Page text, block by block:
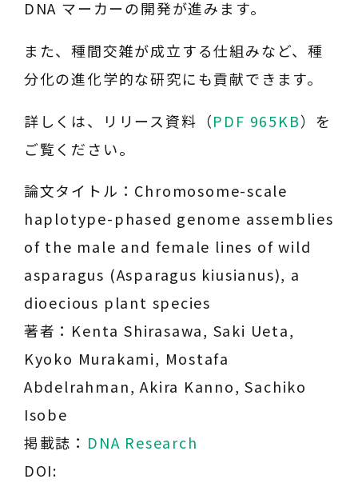
DNA マーカーの開発が進みます。
また、種間交雑が成立する仕組みなど、種
分化の進化学的な研究にも貢献できます。
詳しくは、リリース資料（PDF 965KB）を
ご覧ください。
論文タイトル：Chromosome-scale
haplotype-phased genome assemblies
of the male and female lines of wild
asparagus (Asparagus kiusianus), a
dioecious plant species
著者：Kenta Shirasawa, Saki Ueta,
Kyoko Murakami, Mostafa
Abdelrahman, Akira Kanno, Sachiko
Isobe
掲載誌： DNA Research
DOI: